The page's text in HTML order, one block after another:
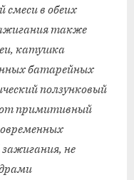
смеси в обеих
также
катушка
батарейных
ползунковый
примитивный
не